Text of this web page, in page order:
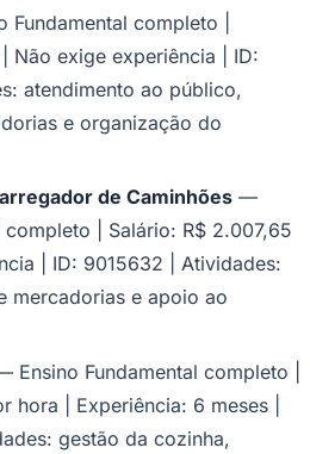
completo |
Não exige experiência | ID:
atendimento ao público,
e organização do
de Caminhões—
completo | Salário: R$ 2.007,65
| ID: 9015632 | Atividades:
mercadorias e apoio ao
Ensino Fundamental completo |
hora | Experiência: 6 meses |
gestão da cozinha,